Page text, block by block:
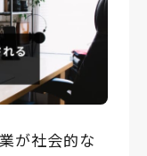
業が社会的な